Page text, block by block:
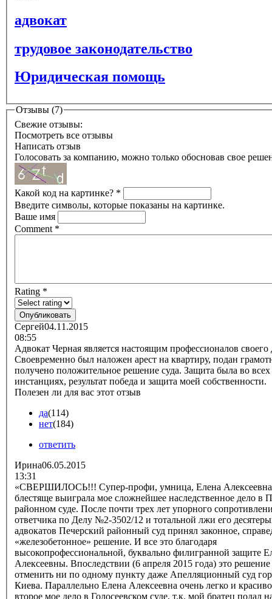
адвокат
трудовое законодательство
Юридическая помощь
Отзывы (7)
Свежие отзывы:
Посмотреть все отзывы
Написать отзыв
Голосовать за компанию, можно только обосновав свое
Какой код на картинке? *
Введите символы, которые показаны на картинке.
Ваше имя
Comment *
Rating *
Сергей04.11.2015
08:55
Адвокат Черная является настоящим профессионалов своего
Своевременно был наложен арест на квартиру, подан
получено положительное решение суда. Защита была во всех
инстанциях, результат победа и защита моей собственности.
Полезен ли для вас этот отзыв
да(114)
нет(184)
ответить
Ирина06.05.2015
13:31
«СВЕРШИЛОСЬ!!! Супер-профи, умница, Елена Алексеевна
блестяще выиграла мое сложнейшее наследственное дело в
районном суде. После почти трех лет упорного
ответчика по Делу №2-3502/12 и тотальной лжи его
адвокатов Печерский районный суд принял законное,
«железобетонное» решение. И все это благодаря
высокопрофессиональной, буквально филигранной защите
Алексеевны. Впоследствии (6 апреля 2015 года) это
отменить ни по одному пункту даже Апелляционный суд
Киева. Параллельно Елена Алексеевна очень легко и
второе мое дело в Голосеевском суде, т.к. мой братец подал